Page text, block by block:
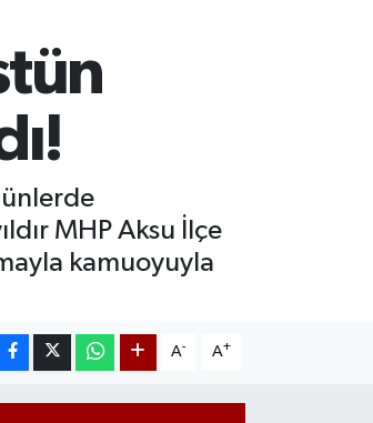
MHP Aksu İlçe
kamuoyuyla
A- A+